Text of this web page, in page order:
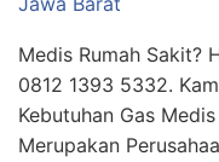
Medis Rumah Sakit?
0812 1393 5332.
Kebutuhan Gas
Merupakan